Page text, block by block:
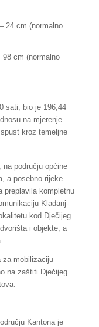
(normalno
(normalno
sati, bio je 196,44
na mjerenje
kroz temeljne
na području općine
a posebno rijeke
preplavila kompletnu
Kladanj-
kod Dječijeg
i objekte, a
za mobilizaciju
na zaštiti Dječijeg
Kantona je